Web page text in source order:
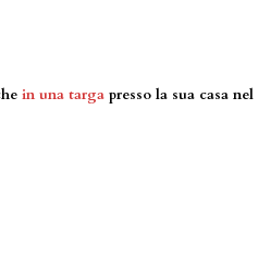
in una targa presso la sua casa nel